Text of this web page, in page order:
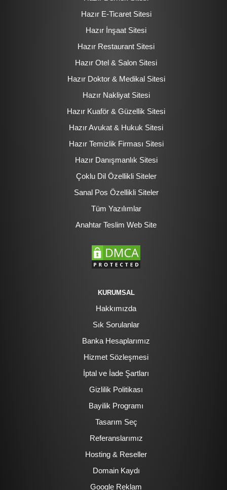
Hazır E-Ticaret Sitesi
Hazır İnşaat Sitesi
Hazır Restaurant Sitesi
Hazır Otel & Salon Sitesi
Hazır Doktor & Medikal Sitesi
Hazır Nakliyat Sitesi
Hazır Kuaför & Güzellik Sitesi
Hazır Avukat & Hukuk Sitesi
Hazır Temizlik Firması Sitesi
Hazır Danışmanlık Sitesi
Çoklu Dil Özellikli Siteler
Sanal Pos Özellikli Siteler
Tüm Yazılımlar
Anahtar Teslim Web Site
KURUMSAL
Hakkımızda
Sık Sorulanlar
Banka Hesaplarımız
Hizmet Sözleşmesi
İptal ve İade Şartları
Gizlilik Politikası
Bayilik Programı
Tasarım Seç
Referanslarımız
Hosting & Reseller
Domain Kaydı
Google Reklam